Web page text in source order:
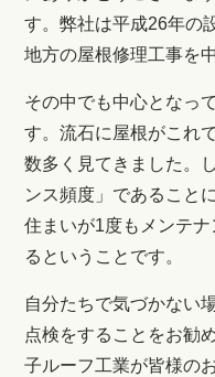
す。弊社は平成26年の
地方の屋根修理工事を
その中でも中心となっ
す。流石に屋根がこれ
数多く見てきました。
ンス頻度」であること
住まいが1度もメンテ
るということです。
自分たちで気づかない
点検をすることをお勧
子ルーフ工業が皆様の